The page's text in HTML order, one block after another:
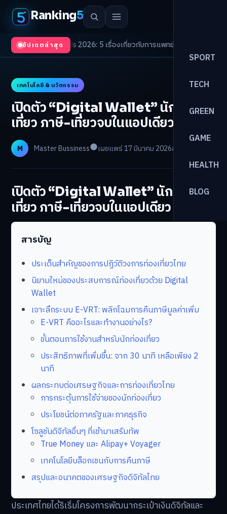
Ranking5
SPORT
TECH
GREEN
GAME
HEALTH
BLOG
อัปเดตล่าสุด
Trends 2026: 5 เรื่องเกี่ยวกับการแพทย์ที่ควรรู้/ดอกเบี้ยขาขึ้นรอบใหม่!
เทคโนโลยี & นวัตกรรม
เปิดตัว “Digital Wallet” นักท่อง
เที่ยว ภาษี-เที่ยวจบในแอปเดียว
M Master Bussiness เผยแพร่ 17 มีนาคม 2026อ่าน 22 นาที
เปิดตัว “Digital Wallet” นักท่อง
เที่ยว ภาษี-เที่ยวจบในแอปเดียว
สารบัญ
ประเด็นสำคัญของการปฏิวัติวงการท่องเที่ยวไทย
นิยามใหม่ของประสบการณ์ท่องเที่ยวด้วย Digital
Wallet
เจาะลึกระบบ E-VRT: พลิกโฉมการคืนภาษีมูลค่าเพิ่ม
E-VRT คืออะไรและทำงานอย่างไร?
ขั้นตอนการใช้งานสำหรับนักท่องเที่ยว
ประสิทธิภาพที่เพิ่มขึ้น: จาก 30 นาที เหลือเพียง 2
นาที
ผลกระทบต่อเศรษฐกิจและการท่องเที่ยวไทย
การกระตุ้นการใช้จ่ายของนักท่องเที่ยว
ประโยชน์ต่อภาครัฐและภาคธุรกิจ
โซลูชันดิจิทัลอื่นๆ ที่เข้ามาเสริมทัพ
True Money และ Alipay+ Voyager
เทคโนโลยีบล็อกเชนกับการคืนภาษี
สรุปและอนาคตของเศรษฐกิจดิจิทัลไทย
ประเทศไทยได้ริเริ่มโครงการพัฒนากระเป๋าเงินดิจิทัลและ